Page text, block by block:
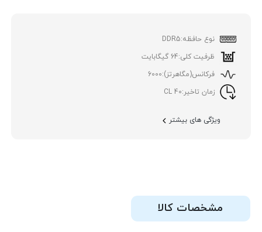
نوع حافظه:DDR5
ظرفیت کلی:64 گیگابایت
فرکانس(مگاهرتز):6000
زمان تاخیر:40 CL
ویژگی های بیشتر
مشخصات کالا